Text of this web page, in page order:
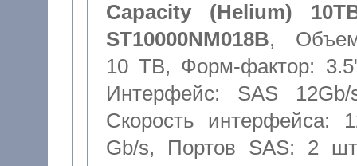
Capacity (Helium)
ST10000NM018B,
10 TB, Форм-фактор:
Интерфейс: SAS 12Gb/
Скорость интерфейса:
Gb/s, Портов SAS: 2